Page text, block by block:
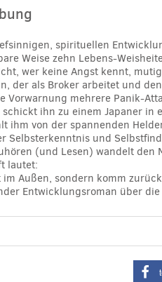
spirituellen
Weise zehn Lebens-
wer keine Angst kennt,
der als Broker arbeitet und
Vorwarnung mehrere Panik-
schickt ihn zu einem Japaner in
ihm von der spannenden
Selbsterkenntnis und
(und Lesen) wandelt den
lautet:
Außen, sondern komm
Entwicklungsroman über